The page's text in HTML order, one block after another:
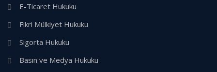
E-Ticaret Hukuku
Fikri Mülkiyet Hukuku
Sigorta Hukuku
Basın ve Medya Hukuku